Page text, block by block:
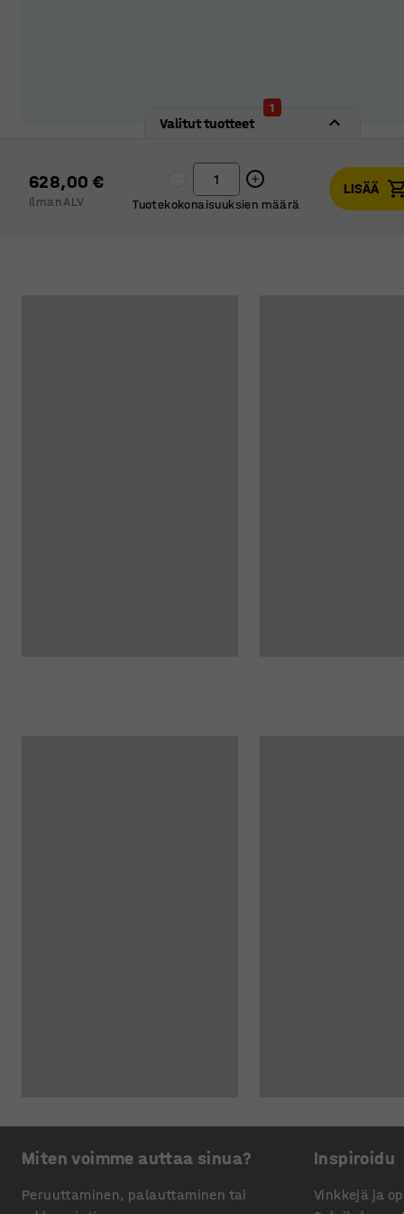
Valitut tuotteet
1
628,00 €
Ilman ALV Tuotekokonaisuuksien määrä
LISÄÄ
Miten voimme auttaa sinua?
Peruuttaminen, palauttaminen tai
Inspiroidu
Vinkkejä ja